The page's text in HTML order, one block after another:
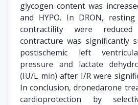
glycogen content was
and HYPO. In DRON,
contractility were
contracture was significantly
postischemic left
pressure and lactate
(IU/L min) after I/R were
In conclusion, dronedarone
cardioprotection by